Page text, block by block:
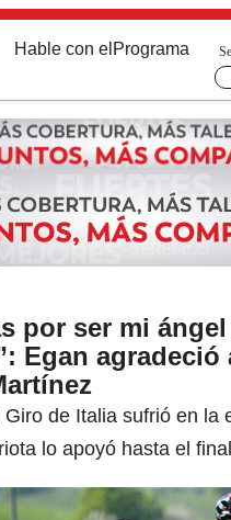
Hable con el Programa
por ser mi
Egan agradeció
de Italia sufrió en la
lo apoyó hasta el